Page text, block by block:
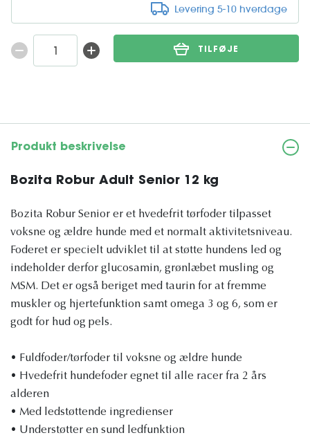
Levering 5-10 hverdage
TILFØJE
Produkt beskrivelse
Bozita Robur Adult Senior 12 kg
Bozita Robur Senior er et hvedefrit tørfoder tilpasset
voksne og ældre hunde med et normalt aktivitetsniveau.
Foderet er specielt udviklet til at støtte hundens led og
indeholder derfor glucosamin, grønlæbet musling og
MSM. Det er også beriget med taurin for at fremme
muskler og hjertefunktion samt omega 3 og 6, som er
godt for hud og pels.
• Fuldfoder/tørfoder til voksne og ældre hunde
• Hvedefrit hundefoder egnet til alle racer fra 2 års
alderen
• Med ledstøttende ingredienser
• Understøtter en sund ledfunktion